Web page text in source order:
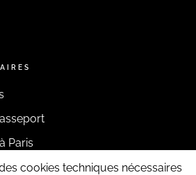
Paris
cookies techniques nécessaires